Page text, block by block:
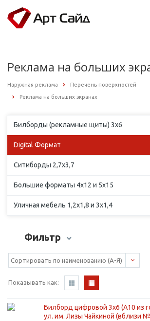
Реклама на больших
Наружная реклама Перечень поверхностей
Реклама на больших экранах
Билборды (рекламные щиты) 3х6
Digital Формат
Ситиборды 2,7х3,7
Большие форматы 4х12 и 5х15
Уличная мебель 1,2х1,8 и 3х1,4
Фильтр
Показывать как:
Билборд цифровой 3х6 (А10 из
ул. им. Лизы Чайкиной (вблизи